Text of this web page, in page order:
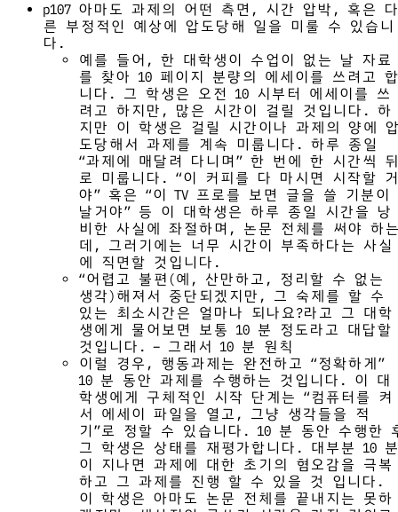
p107 아마도 과제의 어떤 측면, 시간 압박, 혹은 다
른 부정적인 예상에 압도당해 일을 미룰 수 있습니
다.
예를 들어, 한 대학생이 수업이 없는 날 자료
를 찾아 10 페이지 분량의 에세이를 쓰려고 합
니다. 그 학생은 오전 10 시부터 에세이를 쓰
려고 하지만, 많은 시간이 걸릴 것입니다. 하
지만 이 학생은 걸릴 시간이나 과제의 양에
도당해서 과제를 계속 미룹니다. 하루 종일
“과제에 매달려 다니며” 한 번에 한 시간씩 뒤
로 미룹니다. “이 커피를 다 마시면 시작할 거
야” 혹은 “이 TV 프로를 보면 글을 쓸 기분이
날거야” 등 이 대학생은 하루 종일 시간을 낭
비한 사실에 좌절하며, 논문 전체를 써야 하
데, 그러기에는 너무 시간이 부족하다는 사실
에 직면할 것입니다.
“어렵고 불편(예, 산만하고, 정리할 수 없는
생각)해져서 중단되겠지만, 그 숙제를 할 수
있는 최소시간은 얼마나 되나요?라고 그 대학
생에게 물어보면 보통 10 분 정도라고 대답할
것입니다. – 그래서 10 분 원칙
이럴 경우, 행동과제는 완전하고 “정확하게”
10 분 동안 과제를 수행하는 것입니다. 이 대
학생에게 구체적인 시작 단계는 “컴퓨터를 켜
서 에세이 파일을 열고, 그냥 생각들을 적
기”로 정할 수 있습니다. 10 분 동안 수행한
그 학생은 상태를 재평가합니다. 대부분 10 분
이 지나면 과제에 대한 초기의 혐오감을 극복
하고 그 과제를 진행 할 수 있을 것 입니다.
이 학생은 아마도 논문 전체를 끝내지는 못하